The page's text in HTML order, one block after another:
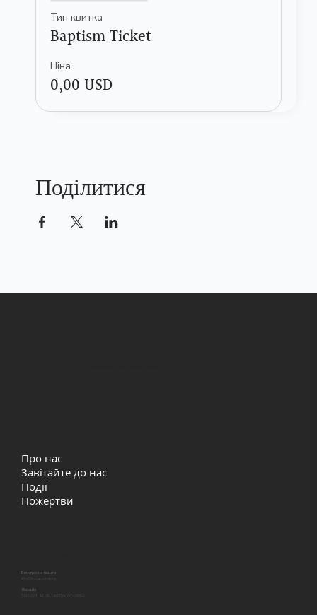
Тип квитка
Baptism Ticket
Ціна
0,00 USD
Поділитися
Про нас
Завітайте до нас
Події
Пожертви
Електронна пошта
Локація